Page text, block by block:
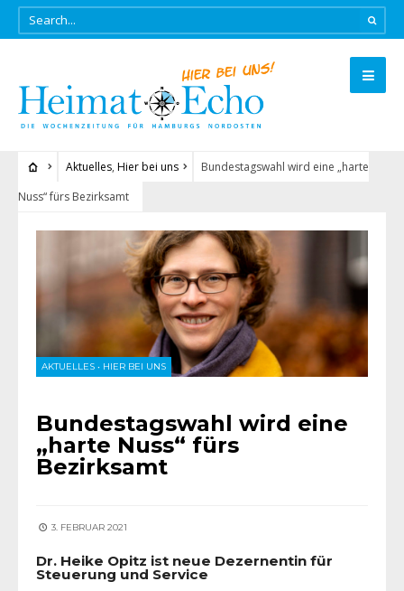
Aktuelles, Hier bei uns
Bundestagswahl wird eine „harte
Nuss“ fürs Bezirksamt
AKTUELLES • HIER BEI UNS
Bundestagswahl wird eine
„harte Nuss“ fürs
Bezirksamt
3. FEBRUAR 2021
Dr. Heike Opitz ist neue Dezernentin für
Steuerung und Service